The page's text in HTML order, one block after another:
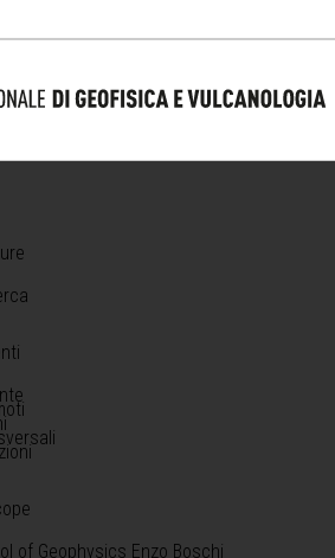
of Geophysics Enzo Boschi